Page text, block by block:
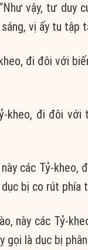
vậy, tư duy
vị ấy tu tập
đi đôi với
kheo, đi đôi
các Tỷ-kheo,
bị co rút phía
này các Tỷ-
gọi là dục bị